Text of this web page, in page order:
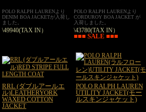
POLO RALPH LAURENより
DENIM BOA JACKETが入荷し
ました。
POLO RALPH LAURENより
CORDUROY BOA JACKET が
入荷しました。
\49940(TAX IN） \43780(TAX IN）
■■■ SALE ■■■
RRL (ダブルアールエ
ル)LEATHERYORK
WAXED COTTON
JACKET
POLO RALPH LAUREN
UTILITY JACKET(モー
ルスキンジャケット)